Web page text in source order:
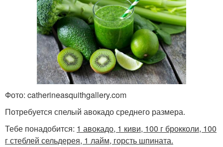
Фото: catherineasquithgallery.com
Потребуется спелый авокадо среднего размера.
Тебе понадобится: 1 авокадо, 1 киви, 100 г брокколи, 100
г стеблей сельдерея, 1 лайм, горсть шпината.